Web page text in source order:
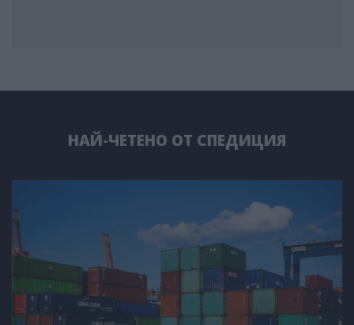
НАЙ-ЧЕТЕНО ОТ СПЕДИЦИЯ